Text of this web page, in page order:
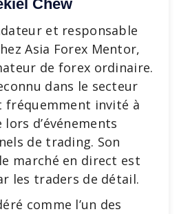
Chew
et responsable
Asia Forex Mentor,
de forex ordinaire.
dans le secteur
fréquemment invité à
d’événements
de trading. Son
marché en direct est
les traders de détail.
comme l’un des